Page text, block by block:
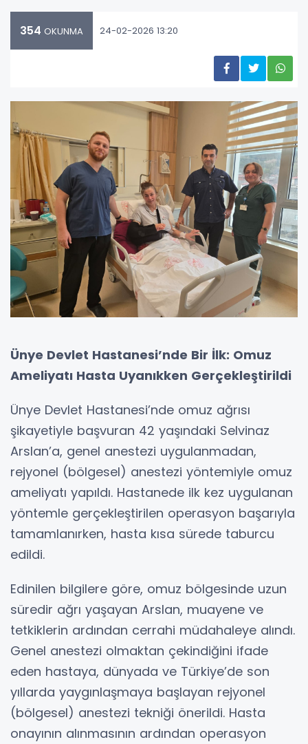
354 OKUNMA 24-02-2026 13:20
Ünye Devlet Hastanesi’nde Bir İlk: Omuz
Ameliyatı Hasta Uyanıkken Gerçekleştirildi
Ünye Devlet Hastanesi’nde omuz ağrısı
şikayetiyle başvuran 42 yaşındaki Selvinaz
Arslan’a, genel anestezi uygulanmadan,
rejyonel (bölgesel) anestezi yöntemiyle omuz
ameliyatı yapıldı. Hastanede ilk kez uygulanan
yöntemle gerçekleştirilen operasyon başarıyla
tamamlanırken, hasta kısa sürede taburcu
edildi.
Edinilen bilgilere göre, omuz bölgesinde uzun
süredir ağrı yaşayan Arslan, muayene ve
tetkiklerin ardından cerrahi müdahaleye alındı.
Genel anestezi olmaktan çekindiğini ifade
eden hastaya, dünyada ve Türkiye’de son
yıllarda yaygınlaşmaya başlayan rejyonel
(bölgesel) anestezi tekniği önerildi. Hasta
onayının alınmasının ardından operasyon